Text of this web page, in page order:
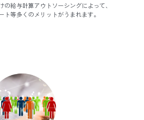
の給与計算アウトソーシングによって、
ト等多くのメリットがうまれます。